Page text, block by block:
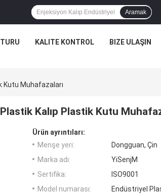
Aramak
KALITE KONTROL BIZE ULAŞIN
Kutu Muhafazaları
Kalıp Plastik Kutu
Ürün ayrıntıları:
Menşe yeri:
Dongguan, Çin
Marka adı:
YiSenjM
Sertifika:
ISO9001
Model numarası:
Endüstriyel